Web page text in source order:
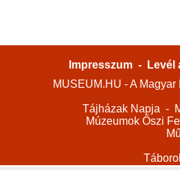
Impresszum -
Levél
MUSEUM.HU - A
Tájházak Napja -
Múzeumok Őszi